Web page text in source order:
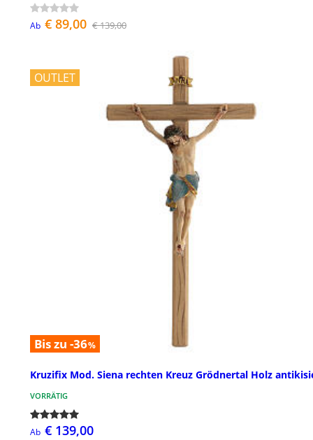
Ab € 89,00 € 139,00
OUTLET
Bis zu -36%
Kruzifix Mod. Siena rechten Kreuz Grödnertal Holz
VORRÄTIG
Ab € 139,00